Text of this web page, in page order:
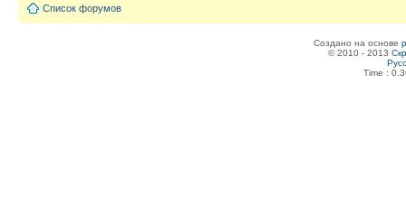
Список форумов
Создано на основе
© 2010 - 2013
Time :